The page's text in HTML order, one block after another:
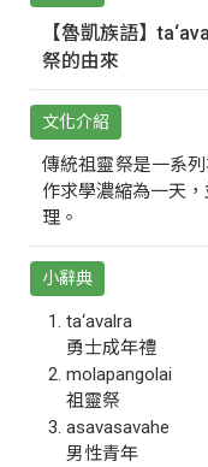
【魯凱族語】
祭的由來
文化介紹
傳統祖靈祭是一系
作求學濃縮為一天
理。
小辭典
ta‘avalra
勇士成年禮
molapangolai
祖靈祭
asavasavahe
男性青年